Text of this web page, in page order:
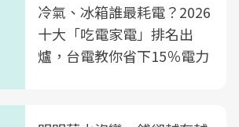
冷氣、冰箱誰最耗電？2026
十大「吃電家電」排名出
爐，台電教你省下15％電力